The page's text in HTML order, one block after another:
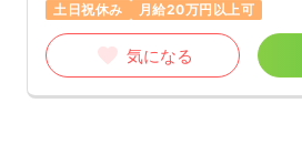
土日祝休み
月給20万円以上可
気になる